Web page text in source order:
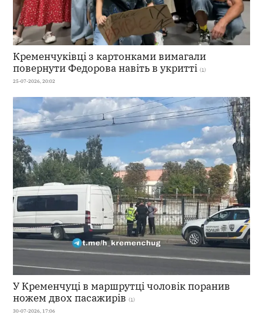
Кременчуківці з картонками вимагали
повернути Федорова навіть в укритті (1)
25-07-2026, 20:02
У Кременчуці в маршрутці чоловік поранив
ножем двох пасажирів (1)
30-07-2026, 17:06